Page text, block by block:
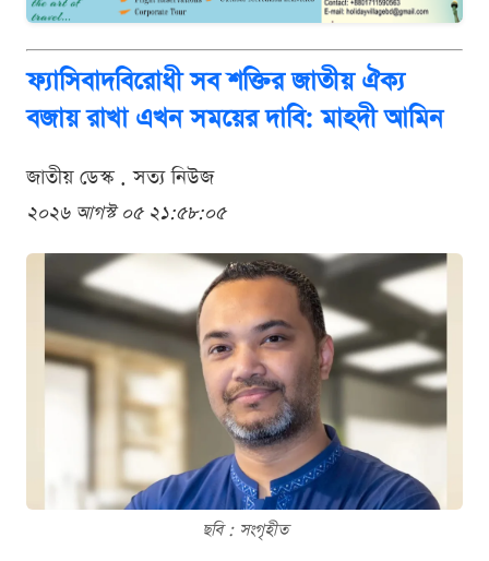
ফ্যাসিবাদবিরোধী সব শক্তির জাতীয় ঐক্য
বজায় রাখা এখন সময়ের দাবি: মাহদী আমিন
জাতীয় ডেস্ক . সত্য নিউজ
২০২৬ আগস্ট ০৫ ২১:৫৮:০৫
ছবি : সংগৃহীত